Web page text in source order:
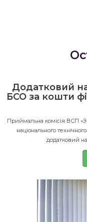
Додатковий
БСО за кошти
Приймальна комісія ВСП
національного
додатковий